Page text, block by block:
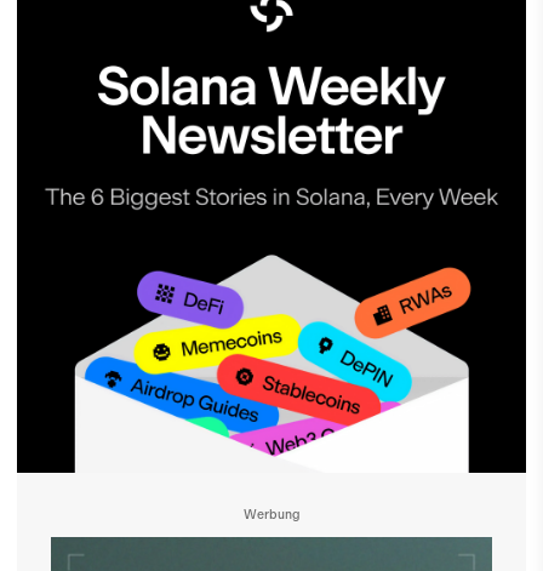
Werbung